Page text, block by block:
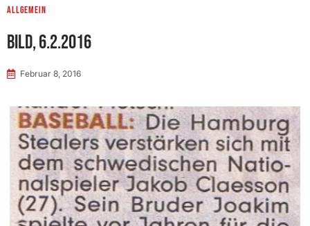
Allgemein
BILD, 6.2.2016
Februar 8, 2016